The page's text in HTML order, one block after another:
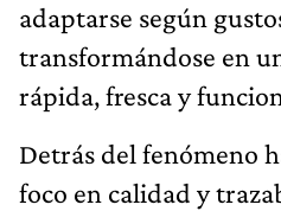
adaptarse según
transformándose en
rápida, fresca y
Detrás del fenómeno
foco en calidad y